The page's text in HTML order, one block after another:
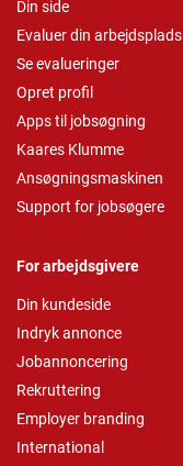
Din side
Evaluer din arbejdsplads
Se evalueringer
Opret profil
Apps til jobsøgning
Kaares Klumme
Ansøgningsmaskinen
Support for jobsøgere
For arbejdsgivere
Din kundeside
Indryk annonce
Jobannoncering
Rekruttering
Employer branding
International